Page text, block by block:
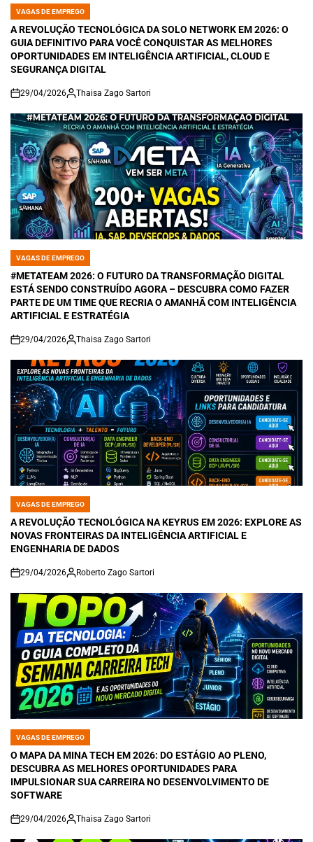
POSTED
IN
VAGAS DE EMPREGO
A REVOLUÇÃO TECNOLÓGICA DA SOLO NETWORK EM 2026: O
GUIA DEFINITIVO PARA VOCÊ CONQUISTAR AS MELHORES
OPORTUNIDADES EM INTELIGÊNCIA ARTIFICIAL, CLOUD E
SEGURANÇA DIGITAL
on
29/04/2026 Thaisa Zago Sartori
POSTED
IN
VAGAS DE EMPREGO
#METATEAM 2026: O FUTURO DA TRANSFORMAÇÃO DIGITAL
ESTÁ SENDO CONSTRUÍDO AGORA – DESCUBRA COMO FAZER
PARTE DE UM TIME QUE RECRIA O AMANHÃ COM INTELIGÊNCIA
ARTIFICIAL E ESTRATÉGIA
on
29/04/2026 Thaisa Zago Sartori
POSTED
IN
VAGAS DE EMPREGO
A REVOLUÇÃO TECNOLÓGICA NA KEYRUS EM 2026: EXPLORE AS
NOVAS FRONTEIRAS DA INTELIGÊNCIA ARTIFICIAL E
ENGENHARIA DE DADOS
on
29/04/2026 Roberto Zago Sartori
POSTED
IN
VAGAS DE EMPREGO
O MAPA DA MINA TECH EM 2026: DO ESTÁGIO AO PLENO,
DESCUBRA AS MELHORES OPORTUNIDADES PARA
IMPULSIONAR SUA CARREIRA NO DESENVOLVIMENTO DE
SOFTWARE
on
29/04/2026 Thaisa Zago Sartori